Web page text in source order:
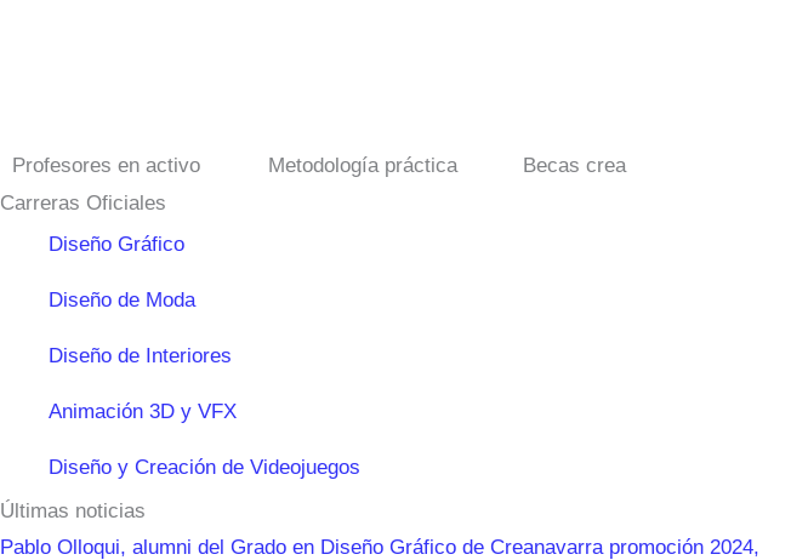
Profesores en activo Metodología práctica
Becas crea
Carreras Oficiales
Diseño Gráfico
Diseño de Moda
Diseño de Interiores
Animación 3D y VFX
Diseño y Creación de Videojuegos
Últimas noticias
Pablo Olloqui, alumni del Grado en Diseño Gráfico de Creanavarra promoción 2024,